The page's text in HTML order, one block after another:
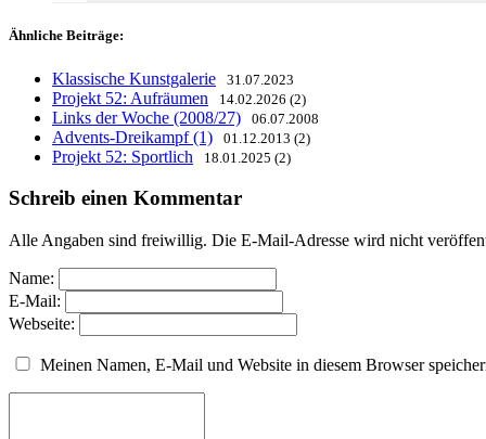
Ähnliche Beiträge:
Klassische Kunstgalerie 31.07.2023
Projekt 52: Aufräumen 14.02.2026 (2)
Links der Woche (2008/27) 06.07.2008
Advents-Dreikampf (1) 01.12.2013 (2)
Projekt 52: Sportlich 18.01.2025 (2)
Schreib einen Kommentar
Alle Angaben sind freiwillig. Die E-Mail-Adresse wird nicht
Name:
E-Mail:
Webseite:
Meinen Namen, E-Mail und Website in diesem Browser